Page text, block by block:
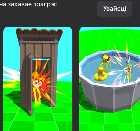
захавае прагрэс
Увайсці